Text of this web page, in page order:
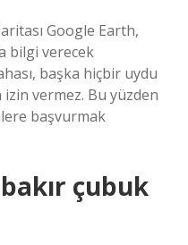
Google Earth,
bilgi verecek
başka hiçbir uydu
izin vermez. Bu yüzden
başvurmak
çubuk